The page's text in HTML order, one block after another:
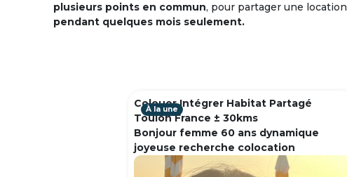
plusieurs points en commun, pour partager une location
pendant quelques mois seulement.
Colouer Intégrer Habitat Partagé
Toulon France ± 30kms
Bonjour femme 60 ans dynamique
joyeuse recherche colocation
À la une